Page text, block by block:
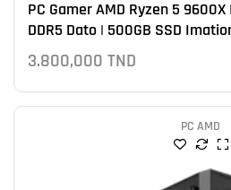
PC Gamer AMD Ryzen 5 9600X
DDR5 Dato | 500GB SSD
3.800,000 TND
PC AMD